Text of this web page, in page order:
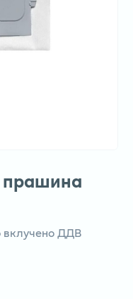
прашина
вклучено ДДВ